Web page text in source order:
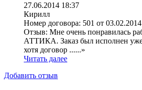
27.06.2014 18:37
Кирилл
Номер договора: 501 от 03.02.2014
Отзыв: Мне очень понравилась
АТТИКА. Заказ был исполнен уже
хотя договор ......»
Читать далее
Добавить отзыв